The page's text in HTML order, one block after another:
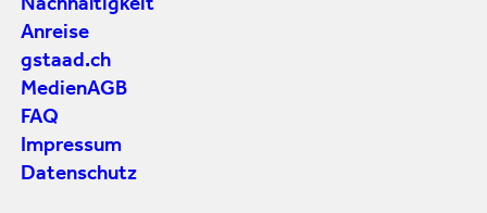
Nachhaltigkeit
Anreise
gstaad.ch
MedienAGB
FAQ
Impressum
Datenschutz